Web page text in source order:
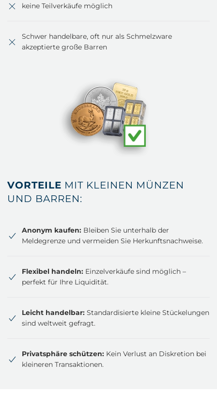
keine Teilverkäufe möglich
Schwer handelbare, oft nur als Schmelzware
akzeptierte große Barren
VORTEILE MIT KLEINEN MÜNZEN
UND BARREN:
Anonym kaufen: Bleiben Sie unterhalb der
Meldegrenze und vermeiden Sie Herkunftsnachweise.
Flexibel handeln: Einzelverkäufe sind möglich –
perfekt für Ihre Liquidität.
Leicht handelbar: Standardisierte kleine Stückelungen
sind weltweit gefragt.
Privatsphäre schützen: Kein Verlust an Diskretion bei
kleineren Transaktionen.